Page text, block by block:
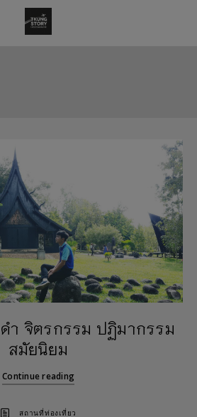
จิตรกรรม ปฏิมากรรม
สมัยนิยม
Continue reading
สถานที่ท่องเที่ยว